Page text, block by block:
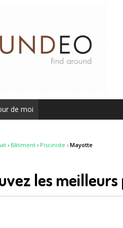
de moi
› Bâtiment› Pisciniste › Mayotte
les